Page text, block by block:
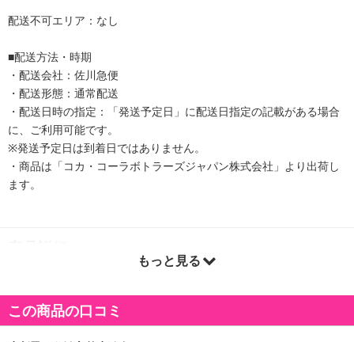
配送不可エリア：なし
■配送方法・時期
・配送会社：佐川急便
・配送形態：通常配送
・配送日時の指定：「発送予定日」に配送日指定の記載がある場合
に、ご利用可能です。
※発送予定日は到着日ではありません。
・商品は「コカ・コーラボトラーズジャパン株式会社」より出荷し
ます。
ょうど良いすっきりとした味わいに加え、マルチビタミン入りで管
理栄養士も推奨するオレンジジュースです。
もっと見る
この商品の口コミ